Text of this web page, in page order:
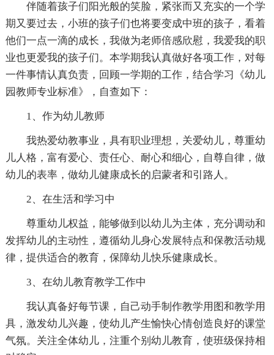
伴随着孩子们阳光般的笑脸，紧张而又充实的一个学
期又要过去，小班的孩子们也将要变成中班的孩子，看着
他们一点一滴的成长，我做为老师倍感欣慰，我爱我的职
业也更爱我的孩子们。本学期我认真做好各项工作，对每
一件事情认真负责，回顾一学期的工作，结合学习《幼儿
园教师专业标准》，自查如下：
1、作为幼儿教师
我热爱幼教事业，具有职业理想，关爱幼儿，尊重幼
儿人格，富有爱心、责任心、耐心和细心，自尊自律，做
幼儿的表率，做幼儿健康成长的启蒙者和引路人。
2、在生活和学习中
尊重幼儿权益，能够做到以幼儿为主体，充分调动和
发挥幼儿的主动性，遵循幼儿身心发展特点和保教活动规
律，提供适合的教育，保障幼儿快乐健康成长。
3、在幼儿教育教学工作中
我认真备好每节课，自己动手制作教学用图和教学用
具，激发幼儿兴趣，使幼儿产生愉快心情创造良好的课堂
气氛。关注全体幼儿，注重个别幼儿教育，使班级保持相